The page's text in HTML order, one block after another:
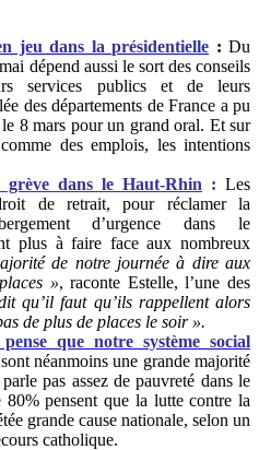
jeu dans la présidentielle : Du
dépend aussi le sort des conseils
services publics et de leurs
des départements de France a pu
8 mars pour un grand oral. Et sur
des emplois, les intentions
grève dans le Haut-Rhin : Les
de retrait, pour réclamer la
d’urgence dans le
plus à faire face aux nombreux
de notre journée à dire aux
», raconte Estelle, l’une des
qu’il faut qu’ils rappellent alors
de plus de places le soir ».
que notre système social
néanmoins une grande majorité
pas assez de pauvreté dans le
pensent que la lutte contre la
grande cause nationale, selon un
catholique.